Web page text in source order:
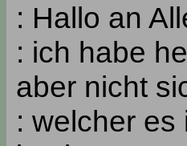
: Hallo an
: ich habe
aber nicht
: welcher